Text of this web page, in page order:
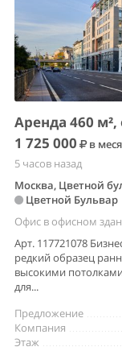
Аренда 460
1 725 000
в
5 часов назад
Москва, Цветной
Цветной Бульвар
Офис в офисном
Арт. 117721078
редкий образец
высокими
для...
Предложение
Компания
Этаж